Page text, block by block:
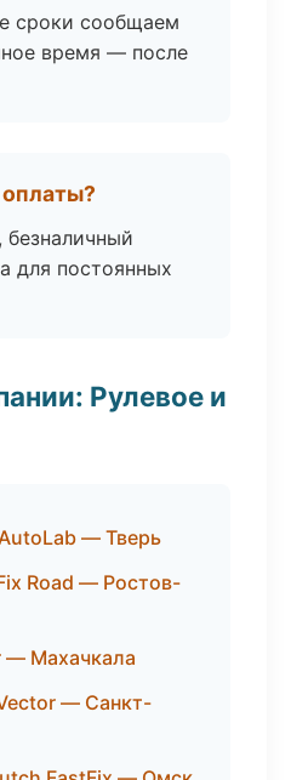
сроки сообщаем
время — после
для постоянных
Рулевое и
— Тверь
Road — Ростов-
— Махачкала
— Санкт-